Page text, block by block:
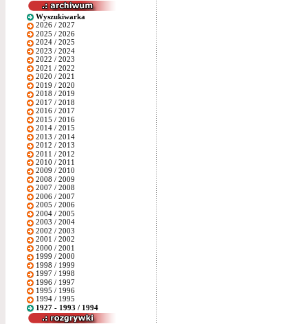
Wyszukiwarka
2026 / 2027
2025 / 2026
2024 / 2025
2023 / 2024
2022 / 2023
2021 / 2022
2020 / 2021
2019 / 2020
2018 / 2019
2017 / 2018
2016 / 2017
2015 / 2016
2014 / 2015
2013 / 2014
2012 / 2013
2011 / 2012
2010 / 2011
2009 / 2010
2008 / 2009
2007 / 2008
2006 / 2007
2005 / 2006
2004 / 2005
2003 / 2004
2002 / 2003
2001 / 2002
2000 / 2001
1999 / 2000
1998 / 1999
1997 / 1998
1996 / 1997
1995 / 1996
1994 / 1995
1927 - 1993 / 1994